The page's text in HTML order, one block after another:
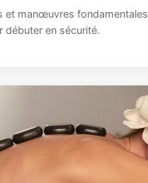
et manœuvres fondamentales
débuter en sécurité.